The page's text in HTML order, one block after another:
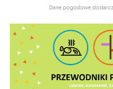
Dane pogodowe